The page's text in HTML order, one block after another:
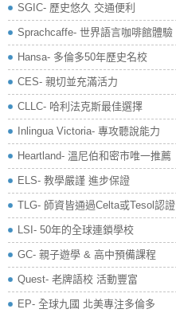
SGIC- 歷史悠久 交通便利
Sprachcaffe- 世界語言咖啡館體驗
Hansa- 多倫多50年歷史名校
CES- 親切並充滿活力
CLLC- 哈利法克斯最佳選擇
Inlingua Victoria‏- 專攻聽說能力
Heartland- 溫尼伯和密市唯一推薦
ELS- 教學嚴謹 進步保證
TLG- 師資皆通過Celta或Tesol認證
LSI- 50年的全球連鎖學校
GC- 親子遊學 & 高中預備課程
Quest- 老牌語校 活動豐富
EP- 全球九國 北美專注多倫多